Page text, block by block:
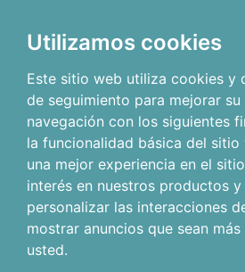
Utilizamos cookies
Este sitio web utiliza cookies y
de seguimiento para mejorar
navegación con los siguientes
la funcionalidad básica del sitio
una mejor experiencia en el
interés en nuestros productos
personalizar las interacciones
mostrar anuncios que sean
usted.